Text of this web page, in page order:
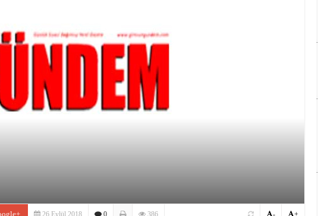
26 Eylül 2018 0 386 +
-